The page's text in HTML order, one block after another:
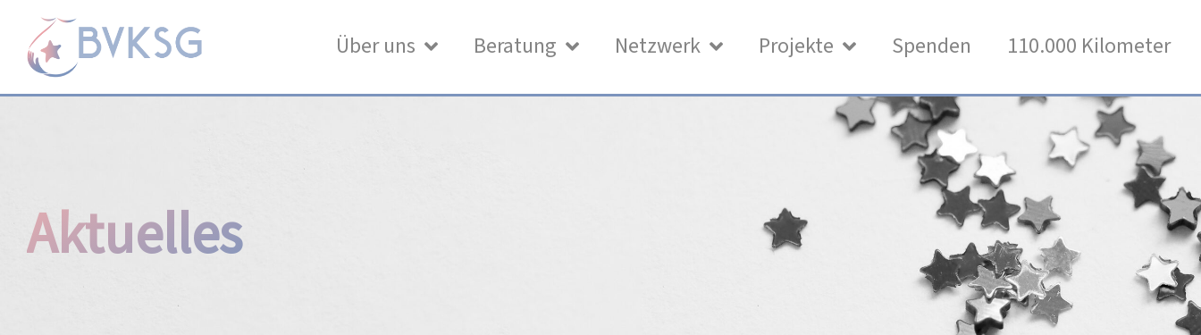
Über uns Beratung Netzwerk Projekte Spenden 110.000 Kilometer
Aktuelles